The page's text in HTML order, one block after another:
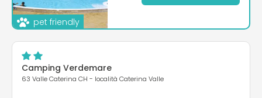
pet friendly
Camping Verdemare
63 Valle Caterina CH - località Caterina Valle